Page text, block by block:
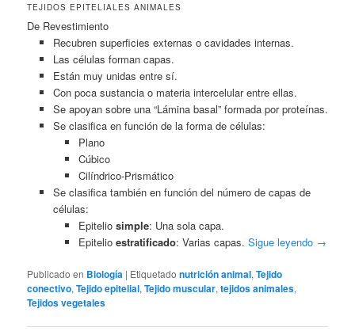
TEJIDOS EPITELIALES ANIMALES
De Revestimiento
Recubren superficies externas o cavidades internas.
Las células forman capas.
Están muy unidas entre sí.
Con poca sustancia o materia intercelular entre ellas.
Se apoyan sobre una “Lámina basal” formada por proteínas.
Se clasifica en función de la forma de células:
Plano
Cúbico
Cilíndrico-Prismático
Se clasifica también en función del número de capas de
células:
Epiteliosimple: Una sola capa.
Epitelioestratificado: Varias capas.Sigue leyendo →
Publicado en Biología | Etiquetado nutrición animal,Tejido
conectivo,Tejido epitelial,Tejido muscular,tejidos animales,
Tejidos vegetales